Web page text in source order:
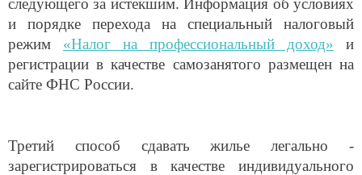
следующего за истекшим. Информация об условиях
и порядке перехода на специальный налоговый
режим «Налог на профессиональный доход» и
регистрации в качестве самозанятого размещен на
сайте ФНС России.
Третий способ сдавать жилье легально -
зарегистрироваться в качестве индивидуального